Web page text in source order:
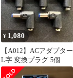
¥ 1,080
【A012】ACアダプター
L字 変換プラグ 5個